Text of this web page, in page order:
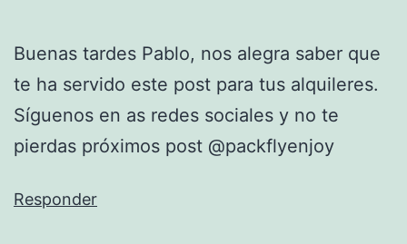
Buenas tardes Pablo, nos alegra saber que
te ha servido este post para tus alquileres.
Síguenos en as redes sociales y no te
pierdas próximos post @packflyenjoy
Responder